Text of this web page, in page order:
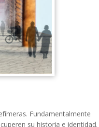
Fundamentalmente
su historia e identidad.